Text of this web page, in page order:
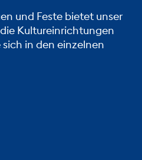
und Feste bietet unser
Kultureinrichtungen
in den einzelnen